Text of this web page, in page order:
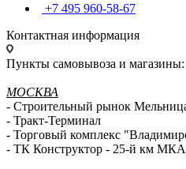
+7 495 960-58-67
Контактная информация
Пункты самовывоза и магазины:
МОСКВА
- Строительный рынок
- Тракт-Терминал
- Торговый комплекс
- ТК Конструктор - 25-й км